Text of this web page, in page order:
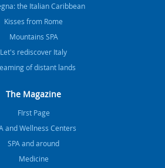
the Italian Caribbean
Kisses from Rome
Mountains SPA
Let's rediscover Italy
of distant lands
The Magazine
FIrst Page
and Wellness Centers
SPA and around
Medicine